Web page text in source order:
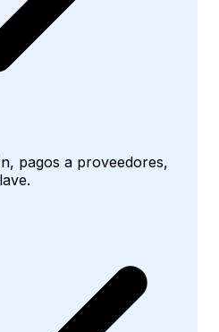
pagos a proveedores,